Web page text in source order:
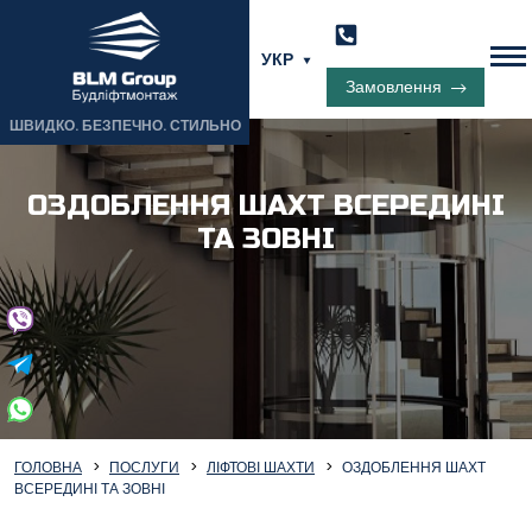
ШВИДКО. БЕЗПЕЧНО. СТИЛЬНО
УКР
Замовлення
ОЗДОБЛЕННЯ ШАХТ ВСЕРЕДИНІ
ТА ЗОВНІ
ГОЛОВНА ПОСЛУГИ ЛІФТОВІ ШАХТИ
ОЗДОБЛЕННЯ ШАХТ
ВСЕРЕДИНІ ТА ЗОВНІ